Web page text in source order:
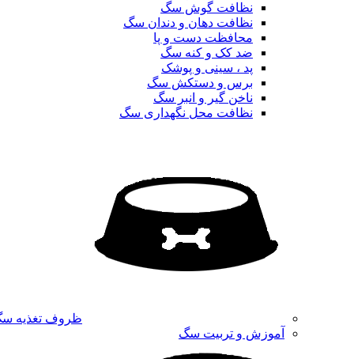
نظافت گوش سگ
نظافت دهان و دندان سگ
محافظت دست و پا
ضد کک و کنه سگ
پد ، سینی و پوشک
برس و دستکش سگ
ناخن گیر و انبر سگ
نظافت محل نگهداری سگ
ظروف تغذیه
آموزش و تربیت سگ